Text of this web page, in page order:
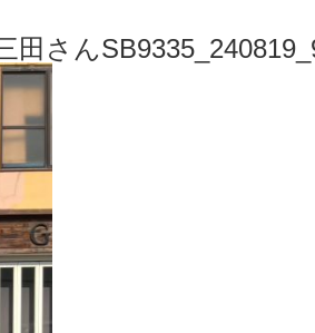
田さん